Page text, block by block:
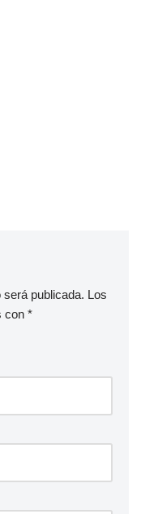
publicada. Los
con *